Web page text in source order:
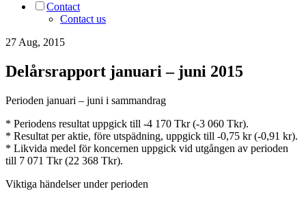
Contact
Contact us
27 Aug, 2015
Delårsrapport januari – juni 2015
Perioden januari – juni i sammandrag
* Periodens resultat uppgick till -4 170 Tkr (-3 060 Tkr).
* Resultat per aktie, före utspädning, uppgick till -0,75 kr (-0,91 kr).
* Likvida medel för koncernen uppgick vid utgången av perioden
till 7 071 Tkr (22 368 Tkr).
Viktiga händelser under perioden